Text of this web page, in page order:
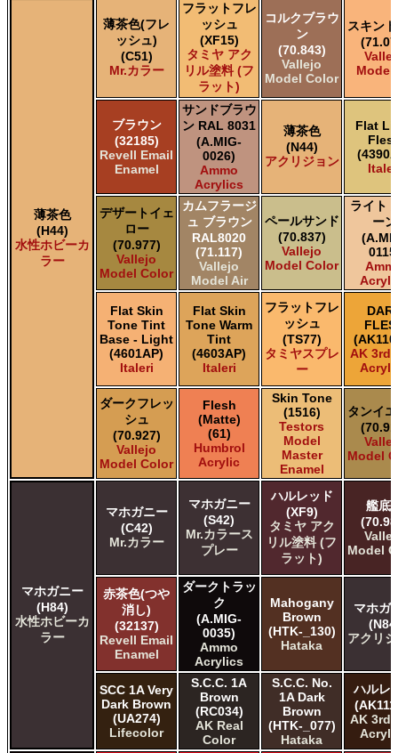
薄茶色
(H44)
水性ホビーカ
ラー
薄茶色(フレ
ッシュ)
(C51)
Mr.カラー
フラットフレ
ッシュ
(XF15)
タミヤ アク
リル塗料 (フ
ラット)
コルクブラウ
ン
(70.843)
Vallejo
Model Color
スキン
Model
ブラウン
(32185)
Revell Email
Enamel
サンドブラウ
ン RAL 8031
(A.MIG-
0026)
Ammo
Acrylics
薄茶色
(N44)
アクリジョン
Flat
デザートイェ
ロー
(70.977)
Vallejo
Model Color
カムフラージ
ュ ブラウン
RAL8020
(71.117)
Vallejo
Model Air
ペールサンド
(70.837)
Vallejo
Model Color
ライト
ーン
Flat Skin
Tone Tint
Base - Light
(4601AP)
Italeri
Flat Skin
Tone Warm
Tint
(4603AP)
Italeri
フラットフレ
ッシュ
(TS77)
タミヤスプレ
ー
AK 3rd
ダークフレッ
シュ
(70.927)
Vallejo
Model Color
Flesh
(Matte)
(61)
Humbrol
Acrylic
Skin Tone
(1516)
Testors
Model
Master
Enamel
タンイ
Model
マホガニー
(H84)
水性ホビーカ
ラー
マホガニー
(C42)
Mr.カラー
マホガニー
(S42)
Mr.カラース
プレー
ハルレッド
(XF9)
タミヤ アク
リル塗料 (フ
ラット)
艦底
Model
赤茶色(つや
消し)
(32137)
Revell Email
Enamel
ダークトラッ
ク
(A.MIG-
0035)
Ammo
Acrylics
Mahogany
Brown
(HTK-_130)
Hataka
マホガ
アクリ
SCC 1A Very
Dark Brown
(UA274)
Lifecolor
S.C.C. 1A
Brown
(RC034)
AK Real
Color
S.C.C. No.
1A Dark
Brown
(HTK-_077)
Hataka
ハルレ
AK 3rd